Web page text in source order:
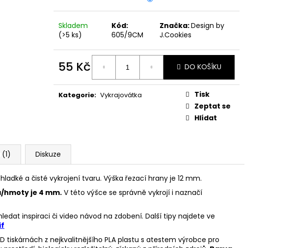
Skladem
(>5 ks)
Kód:
605/9CM
Značka:Design by
J.Cookies
55 Kč
cena:
DO KOŠÍKU
Kategorie: Vykrajovátka
Tisk
Zeptat se
Hlídat
Diskuze
a čisté vykrojení tvaru. Výška řezací hrany je 12 mm.
hmoty je 4 mm.V této výšce se správně vykrojí i naznačí
inspiraci či video návod na zdobení. Další tipy najdete ve
tiskárnách z nejkvalitnějšího PLA plastu s atestem výrobce pro